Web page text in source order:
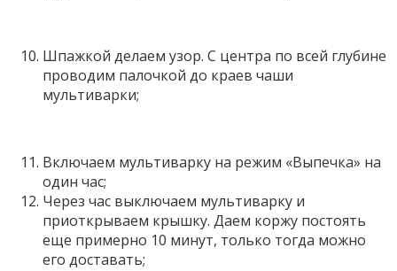
Шпажкой делаем узор. С центра по всей глубине
проводим палочкой до краев чаши
мультиварки;
Включаем мультиварку на режим «Выпечка» на
один час;
Через час выключаем мультиварку и
приоткрываем крышку. Даем коржу постоять
еще примерно 10 минут, только тогда можно
его доставать;